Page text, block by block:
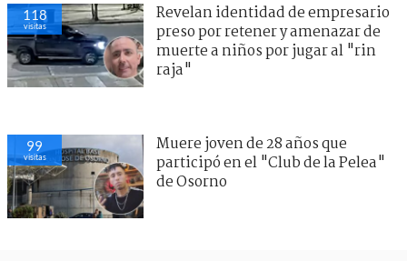
118
visitas
Revelan identidad de empresario
preso por retener y amenazar de
muerte a niños por jugar al "rin
raja"
99
visitas
Muere joven de 28 años que
participó en el "Club de la Pelea"
de Osorno